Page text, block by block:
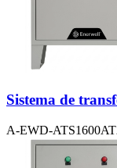
Sistema de
A-EWD-